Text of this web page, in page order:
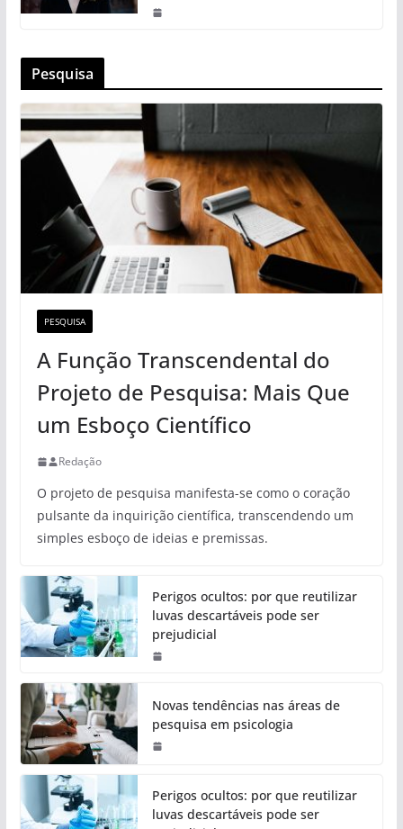
Pesquisa
PESQUISA
A Função Transcendental do
Projeto de Pesquisa: Mais Que
um Esboço Científico
Redação
O projeto de pesquisa manifesta-se como o coração
pulsante da inquirição científica, transcendendo um
simples esboço de ideias e premissas.
Perigos ocultos: por que reutilizar
luvas descartáveis pode ser
prejudicial
Novas tendências nas áreas de
pesquisa em psicologia
Perigos ocultos: por que reutilizar
luvas descartáveis pode ser